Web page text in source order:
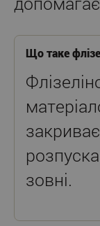
Що таке
зовні.